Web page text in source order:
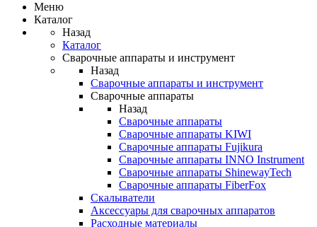
Меню
Каталог
Назад
Каталог
Сварочные аппараты и инструмент
Назад
Сварочные аппараты и инструмент
Сварочные аппараты
Назад
Сварочные аппараты
Сварочные аппараты KIWI
Сварочные аппараты Fujikura
Сварочные аппараты INNO Instrument
Сварочные аппараты ShinewayTech
Cварочные аппараты FiberFox
Скалыватели
Аксессуары для сварочных аппаратов
Расходные материалы